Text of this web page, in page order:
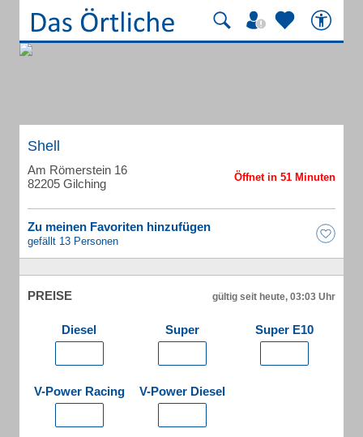
Shell
Am Römerstein 16
82205 Gilching
Zu meinen Favoriten hinzufügen
gefällt 13 Personen
PREISE gültig seit heute, 03:03 Uhr
Diesel Super Super E10
V-Power Racing V-Power Diesel